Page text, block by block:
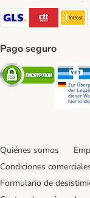
GLS Shipping
Pago seguro
Security
Quiénes somos
Condiciones
Formulario de